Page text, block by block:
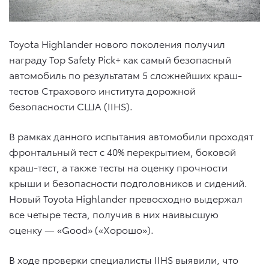
Toyota Highlander нового поколения получил
награду Top Safety Pick+ как самый безопасный
автомобиль по результатам 5 сложнейших краш-
тестов Страхового института дорожной
безопасности США (IIHS).
В рамках данного испытания автомобили проходят
фронтальный тест с 40% перекрытием, боковой
краш-тест, а также тесты на оценку прочности
крыши и безопасности подголовников и сидений.
Новый Toyota Highlander превосходно выдержал
все четыре теста, получив в них наивысшую
оценку — «Good» («Хорошо»).
В ходе проверки специалисты IIHS выявили, что